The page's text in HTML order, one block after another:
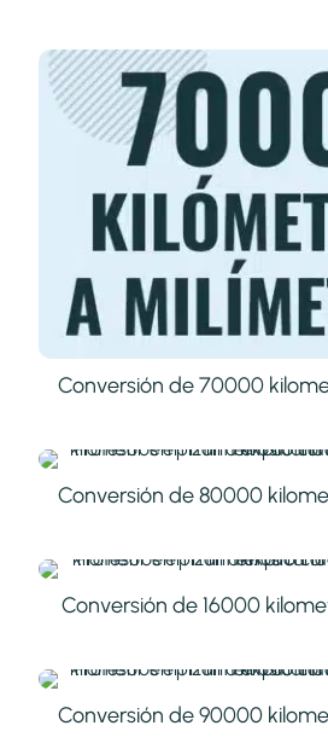
Conversión de 70000
Conversión de 80000
Conversión de 16000
Conversión de 90000